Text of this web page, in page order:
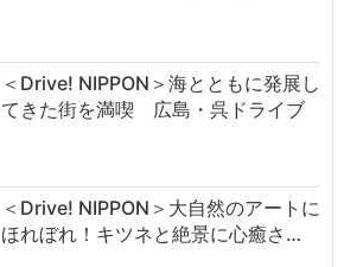
＜Drive! NIPPON＞海とともに発展し
てきた街を満喫 広島・呉ドライブ
＜Drive! NIPPON＞大自然のアートに
ほれぼれ！キツネと絶景に心癒さ…